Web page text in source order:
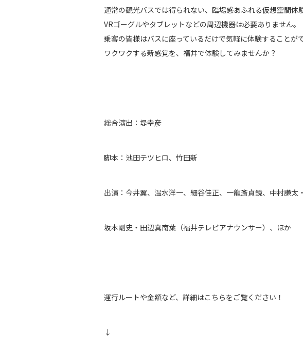
通常の観光バスでは得られない、臨場感あふれる仮想空間体
VRゴーグルやタブレットなどの周辺機器は必要ありません。
乗客の皆様はバスに座っているだけで気軽に体験することが
ワクワクする新感覚を、福井で体験してみませんか？
総合演出：堤幸彦
脚本：池田テツヒロ、竹田新
出演：今井翼、温水洋一、細谷佳正、一龍斎貞鏡、 中村謙太
坂本剛史・田辺真南葉（福井テレビアナウンサー）、ほか
運行ルートや金額など、詳細はこちらをご覧ください！
↓